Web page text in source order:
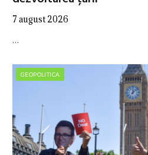
7 august 2026
…
GEOPOLITICA